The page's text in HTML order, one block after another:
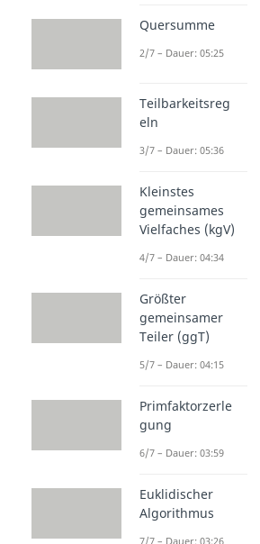
Quersumme
2/7 – Dauer: 05:25
Teilbarkeitsreg
eln
3/7 – Dauer: 05:36
Kleinstes
gemeinsames
Vielfaches (kgV)
4/7 – Dauer: 04:34
Größter
gemeinsamer
Teiler (ggT)
5/7 – Dauer: 04:15
Primfaktorzerle
gung
6/7 – Dauer: 03:59
Euklidischer
Algorithmus
7/7 – Dauer: 03:26